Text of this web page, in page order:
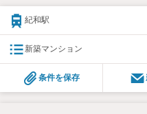
紀和駅
新築マンション
条件を保存